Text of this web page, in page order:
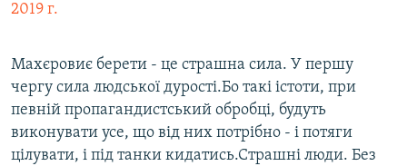
2019 г.
Махєровиє берети - це страшна сила. У першу
чергу сила людської дурості.Бо такі істоти, при
певній пропагандистський обробці, будуть
виконувати усе, що від них потрібно - і потяги
цілувати, і під танки кидатись.Страшні люди. Без